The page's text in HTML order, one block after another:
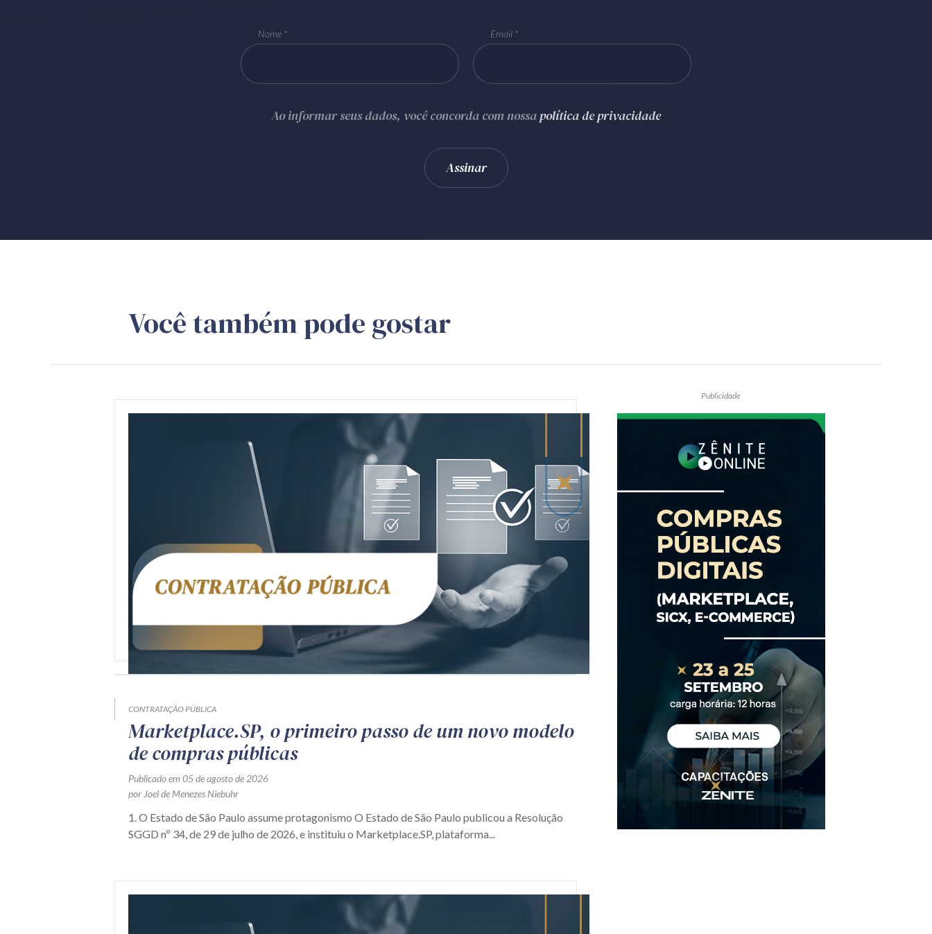
Nome Email
Ao informar seus dados, você concorda com nossapolítica de privacidade
Você também pode gostar
CONTRATAÇÃO PÚBLICA
Marketplace.SP, o primeiro passo de um novo modelo
de compras públicas
Publicado em 05 de agosto de 2026
por Joel de Menezes Niebuhr
1. O Estado de São Paulo assume protagonismo O Estado de São Paulo publicou a Resolução
SGGD nº 34, de 29 de julho de 2026, e instituiu o Marketplace.SP, plataforma...
Publicidade